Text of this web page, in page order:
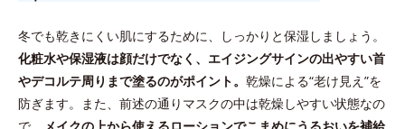
冬でも乾きにくい肌にするために、しっかりと保湿しましょう。
化粧水や保湿液は顔だけでなく、エイジングサインの出やすい首
やデコルテ周りまで塗るのがポイント。 乾燥による“老け見え”を
防ぎます。また、前述の通りマスクの中は乾燥しやすい状態なの